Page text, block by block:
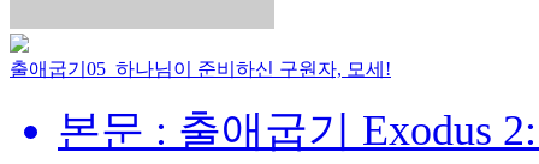
출애굽기05_하나님이 준비하신 구원자, 모세!
본문 : 출애굽기 Exodus